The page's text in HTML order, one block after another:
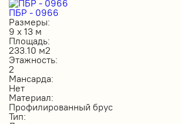
ПБР - 0966
Размеры:
9 х 13 м
Площадь:
233.10 м2
Этажность:
2
Мансарда:
Нет
Материал:
Профилированный брус
Тип: